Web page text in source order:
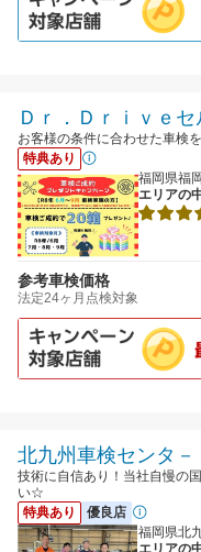
Ｄｒ．Ｄｒｉｖｅ
お客様の条件に合わせた車検
特典あり
福岡県福
エリアの
参考車検価格
法定24ヶ月点検対象
北九州車検センタ－
技術に自信あり！当社自慢の
い☆
特典あり
優良店
福岡県北
エリアの